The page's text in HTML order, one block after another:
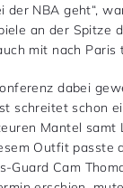
der NBA geht“,
an der Spitze
mit nach Paris
dabei
schreitet schon
Mantel
Outfit passte
Guard Cam